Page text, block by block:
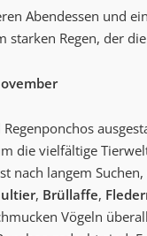
Abendessen und
starken Regen, der
die vielfältige
nach langem
, Brüllaffe,
Vögeln